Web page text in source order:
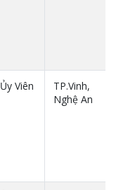
Ủy Viên
TP.Vinh,
Nghệ An